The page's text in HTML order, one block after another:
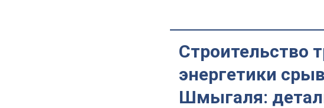
Строительство
энергетики
Шмыгаля: